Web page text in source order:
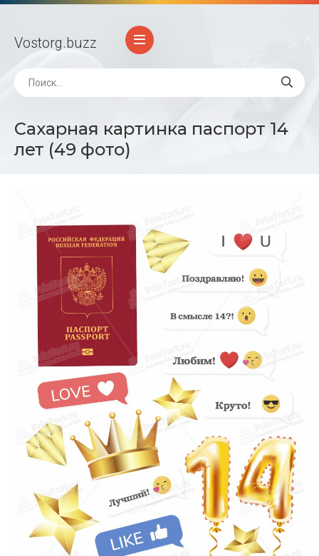
Vostorg.buzz
Сахарная картинка паспорт 14
лет (49 фото)